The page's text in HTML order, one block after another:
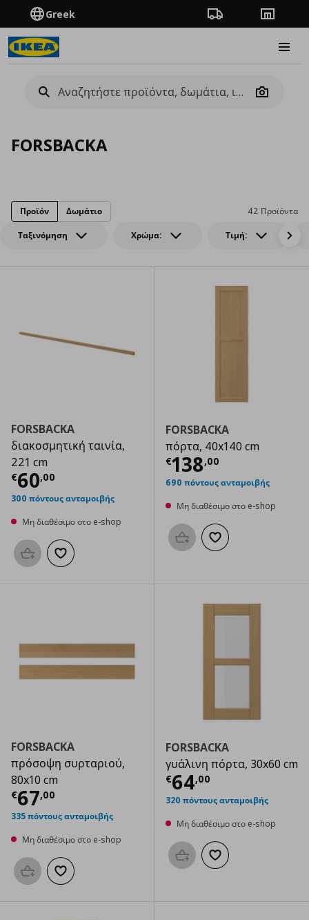
Greek Πορεία παραγγελίας
Camera
FORSBACKA
Ταξινόμηση Χρώμα: Τιμή:
42 Προϊόντα
Προϊόν Δωμάτιο
FORSBACKA
διακοσμητική ταινία,
221 cm
€60,00
Τρέχουσα τιμή € 60,00
300 πόντους ανταμοιβής
Μη διαθέσιμο στο e-shop
Προσθήκη στο καλάθι
Προσθήκη στα αγαπημένα
FORSBACKA
πόρτα, 40x140 cm
€138,00
Τρέχουσα
690 πόντους ανταμοιβής
Μη διαθέσιμο στο e-shop
Προσθήκη στο καλάθι
Προσθήκη στα
FORSBACKA
πρόσοψη συρταριού,
80x10 cm
€67,00
Τρέχουσα τιμή € 67,00
335 πόντους ανταμοιβής
Μη διαθέσιμο στο e-shop
Προσθήκη στο καλάθι
Προσθήκη στα αγαπημένα
FORSBACKA
γυάλινη πόρτα, 30x60 cm
€64,00
Τρέχουσα
320 πόντους ανταμοιβής
Μη διαθέσιμο στο e-shop
Προσθήκη στο καλάθι
Προσθήκη στα